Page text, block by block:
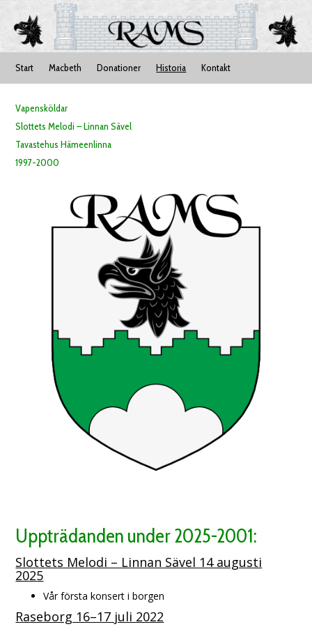
Start Macbeth Donationer Historia Kontakt
Vapensköldar
Slottets Melodi – Linnan Sävel
Tavastehus Hämeenlinna
1997-2000
Uppträdanden under 2025-2001:
Slottets Melodi – Linnan Sävel 14 augusti
2025
Vår första konsert i borgen
Raseborg 16–17 juli 2022